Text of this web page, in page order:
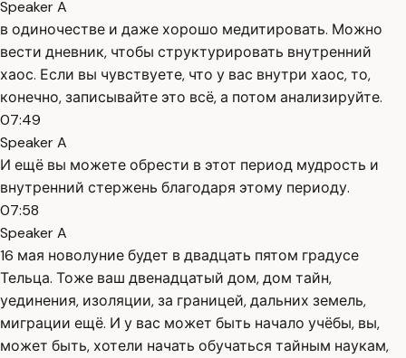
Speaker A
в одиночестве и даже хорошо медитировать. Можно
вести дневник, чтобы структурировать внутренний
хаос. Если вы чувствуете, что у вас внутри хаос, то,
конечно, записывайте это всё, а потом анализируйте.
07:49
Speaker A
И ещё вы можете обрести в этот период мудрость и
внутренний стержень благодаря этому периоду.
07:58
Speaker A
16 мая новолуние будет в двадцать пятом градусе
Тельца. Тоже ваш двенадцатый дом, дом тайн,
уединения, изоляции, за границей, дальних земель,
миграции ещё. И у вас может быть начало учёбы, вы,
может быть, хотели начать обучаться тайным наукам,